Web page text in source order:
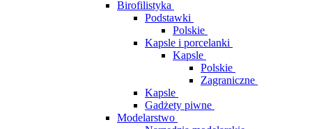
Birofilistyka
Podstawki
Polskie
Kapsle i porcelanki
Kapsle
Polskie
Zagraniczne
Kapsle
Gadżety piwne
Modelarstwo